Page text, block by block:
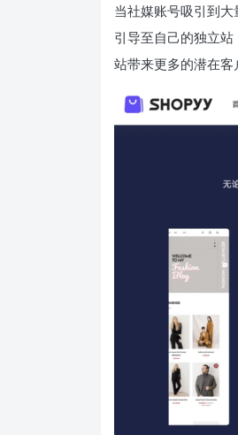
当社媒账号吸引到
引导至自己的独立
站带来更多的潜在客